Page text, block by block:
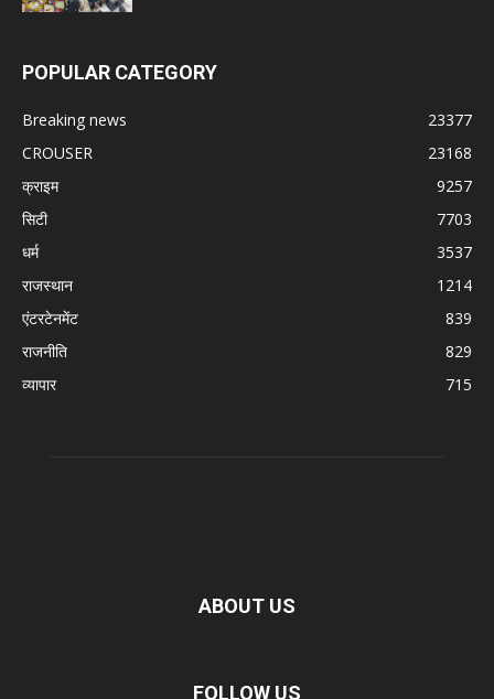
POPULAR CATEGORY
Breaking news
23377
CROUSER
23168
क्राइम
9257
सिटी
7703
धर्म
3537
राजस्थान
1214
एंटरटेनमेंट
839
राजनीति
829
व्यापार
715
ABOUT US
FOLLOW US